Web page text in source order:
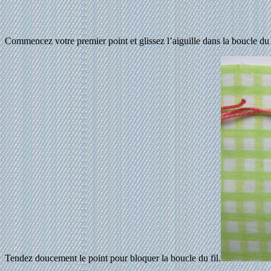
Commencez votre premier point et glissez l’aiguille dans la boucle
Tendez doucement le point pour bloquer la boucle du fil.